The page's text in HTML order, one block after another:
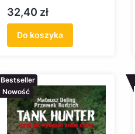
Cena
32,40 zł
Do koszyka
Bestseller
Nowość